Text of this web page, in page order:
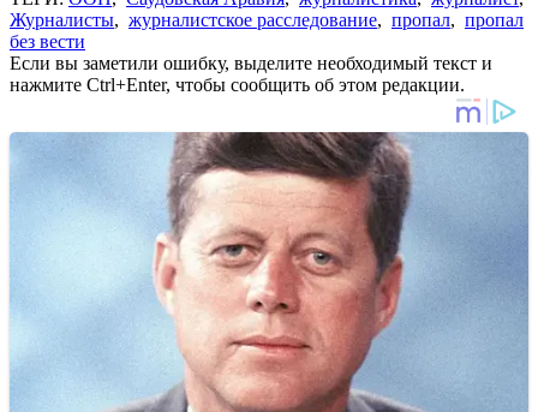
Журналисты, журналистское расследование, пропал, пропал
без вести
Если вы заметили ошибку, выделите необходимый текст и
нажмите Ctrl+Enter, чтобы сообщить об этом редакции.